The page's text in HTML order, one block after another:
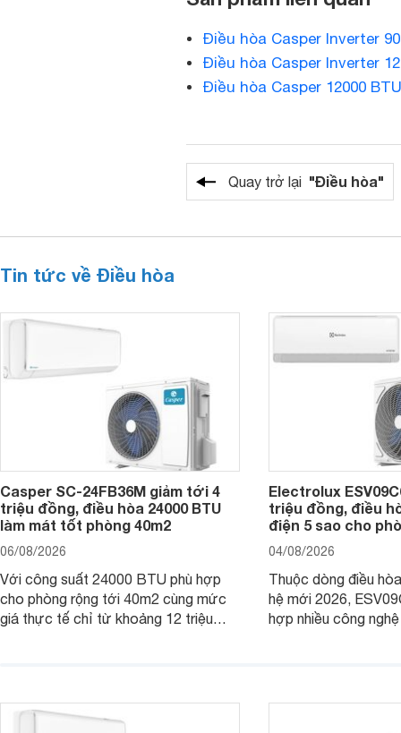
Điều hòa Casper Inverter
Điều hòa Casper Inverter
Điều hòa Casper 12000
Quay trở lại "Điều hòa"
Tin tức về Điều hòa
Casper SC-24FB36M giảm tới 4
triệu đồng, điều hòa 24000 BTU
làm mát tốt phòng 40m2
06/08/2026
Với công suất 24000 BTU phù hợp
cho phòng rộng tới 40m2 cùng mức
giá thực tế chỉ từ khoảng 12 triệu
Electrolux
triệu đồng, điều
điện 5 sao cho
04/08/2026
Thuộc dòng điều
hệ mới 2026,
hợp nhiều công